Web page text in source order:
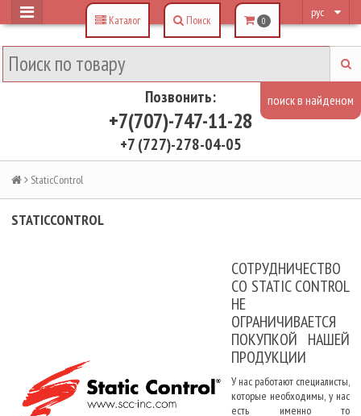
рус
Позвонить:
+7(707)-747-11-28
+7 (727)-278-04-05
Каталог Поиск 0
StaticControl
STATICCONTROL
СОТРУДНИЧЕСТВО
СО STATIC CONTROL
НЕ
ОГРАНИЧИВАЕТСЯ
ПОКУПКОЙ НАШЕЙ
ПРОДУКЦИИ
У нас работают специалисты,
которые необходимы, у нас
есть именно то